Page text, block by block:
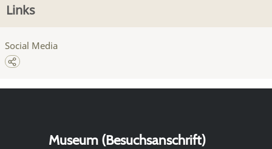
Links
Social Media
Museum (Besuchsanschrift)